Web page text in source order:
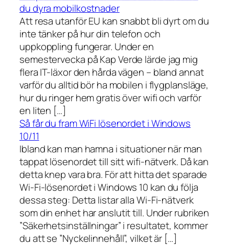
du dyra mobilkostnader
Att resa utanför EU kan snabbt bli dyrt om du
inte tänker på hur din telefon och
uppkoppling fungerar. Under en
semestervecka på Kap Verde lärde jag mig
flera IT-läxor den hårda vägen – bland annat
varför du alltid bör ha mobilen i flygplansläge,
hur du ringer hem gratis över wifi och varför
en liten […]
Så får du fram WiFi lösenordet i Windows
10/11
Ibland kan man hamna i situationer när man
tappat lösenordet till sitt wifi-nätverk. Då kan
detta knep vara bra. För att hitta det sparade
Wi-Fi-lösenordet i Windows 10 kan du följa
dessa steg: Detta listar alla Wi-Fi-nätverk
som din enhet har anslutit till. Under rubriken
”Säkerhetsinställningar” i resultatet, kommer
du att se ”Nyckelinnehåll”, vilket är […]